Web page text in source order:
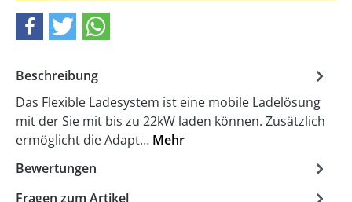
Beschreibung
Das Flexible Ladesystem ist eine mobile Ladelösung
mit der Sie mit bis zu 22kW laden können. Zusätzlich
ermöglicht die Adapt… Mehr
Bewertungen
Fragen zum Artikel